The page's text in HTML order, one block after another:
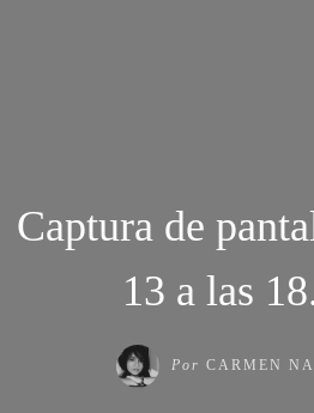
Captura de
13 a las
Por CARMEN